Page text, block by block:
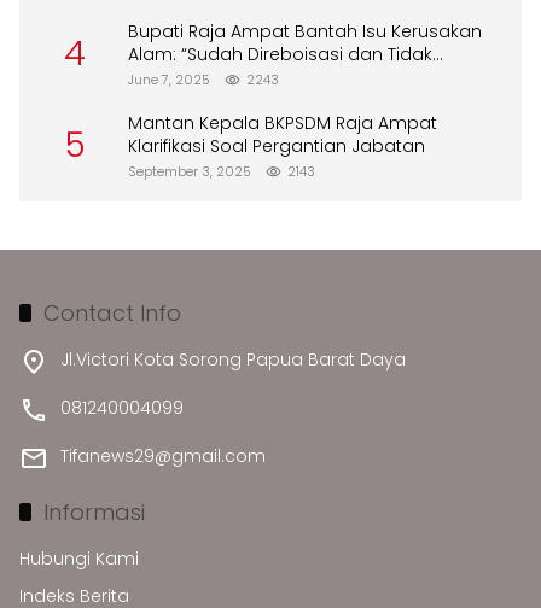
4
Bupati Raja Ampat Bantah Isu Kerusakan
Alam: “Sudah Direboisasi dan Tidak
Merusak Lingkungan”
June 7, 2025 2243
5
Mantan Kepala BKPSDM Raja Ampat
Klarifikasi Soal Pergantian Jabatan
September 3, 2025 2143
Contact Info
Jl.Victori Kota Sorong Papua Barat Daya
081240004099
Tifanews29@gmail.com
Informasi
Hubungi Kami
Indeks Berita